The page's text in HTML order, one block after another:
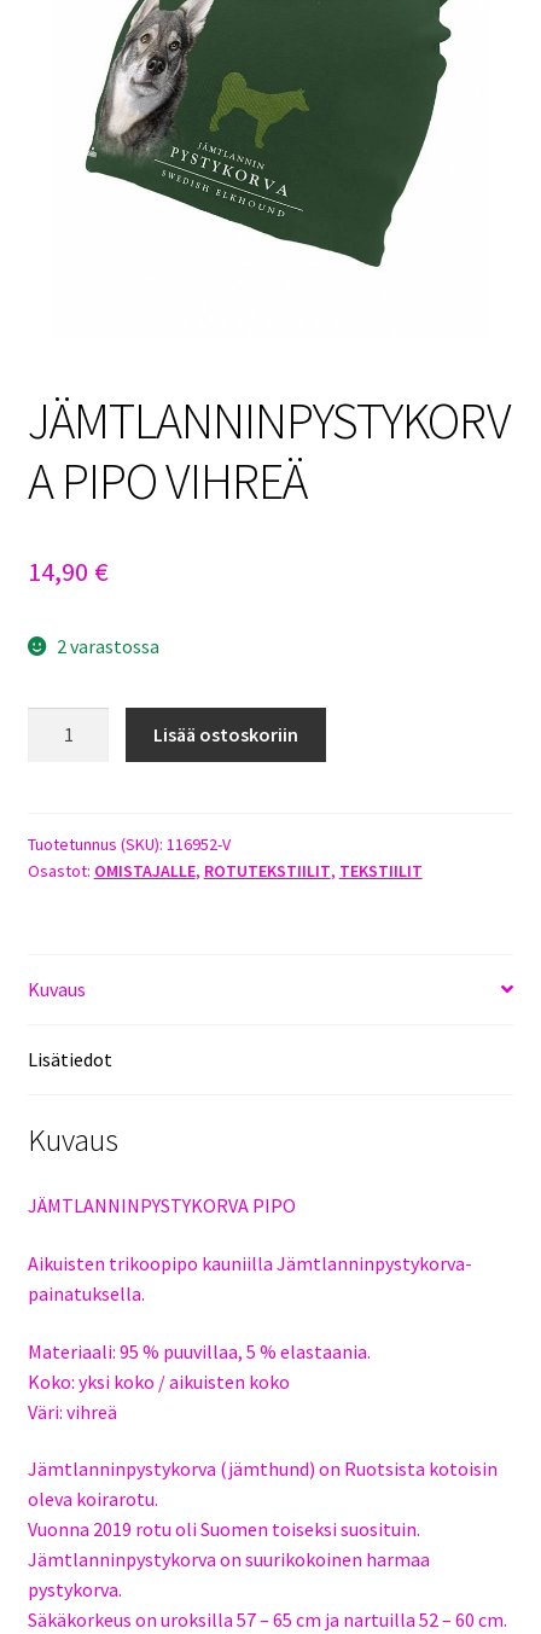
Tietosuojaseloste
Toimitusehdot
JÄMTLANNINPYSTYKORV
A PIPO VIHREÄ
14,90 €
2 varastossa
Lisää ostoskoriin
Tuotetunnus (SKU): 116952-V
Osastot: OMISTAJALLE, ROTUTEKSTIILIT, TEKSTIILIT
Kuvaus
Lisätiedot
Kuvaus
JÄMTLANNINPYSTYKORVA PIPO
Aikuisten trikoopipo kauniilla Jämtlanninpystykorva-
painatuksella.
Materiaali: 95 % puuvillaa, 5 % elastaania.
Koko: yksi koko / aikuisten koko
Väri: vihreä
Jämtlanninpystykorva (jämthund) on Ruotsista kotoisin
oleva koirarotu.
Vuonna 2019 rotu oli Suomen toiseksi suosituin.
Jämtlanninpystykorva on suurikokoinen harmaa
pystykorva.
Säkäkorkeus on uroksilla 57 – 65 cm ja nartuilla 52 – 60 cm.